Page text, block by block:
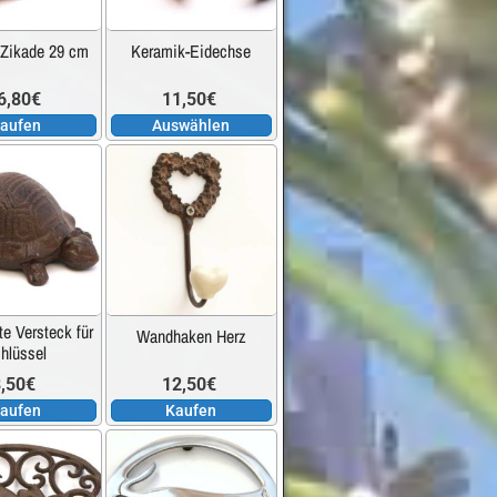
29 cm
€
Keramik-Eidechse
11,50€
Auswählen
auf.
Die
Optionen
können
auf
der
Produktseite
gewählt
werden
Versteck für
€
Wandhaken Herz
12,50€
Kaufen